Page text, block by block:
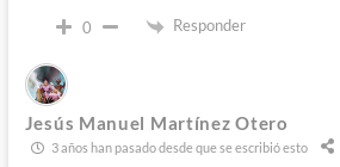
0 Responder
Jesús Manuel Martínez Otero
3 años han pasado desde que se escribió esto